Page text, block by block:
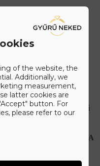
Neked
állítottuk össze a Gyűrű
alább olvashat.
ÉKSZEREK JAVÍTÁSA
esetén teljes mértékben
of the website, the
Additionally, we
measurement,
latter cookies are
button. For
please refer to our